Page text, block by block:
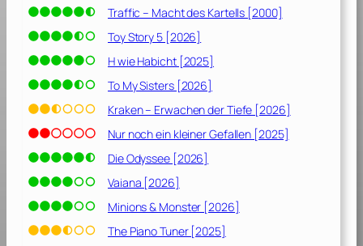
Traffic – Macht des Kartells [2000]
Toy Story 5 [2026]
H wie Habicht [2025]
To My Sisters [2026]
Kraken – Erwachen der Tiefe [2026]
Nur noch ein kleiner Gefallen [2025]
Die Odyssee [2026]
Vaiana [2026]
Minions & Monster [2026]
The Piano Tuner [2025]